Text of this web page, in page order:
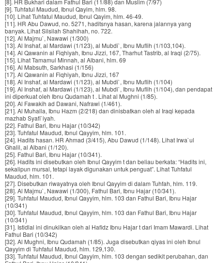
[9]. Tuhfatul Maudud, Ibnul Qayim, hlm. 98.
[10]. Lihat Tuhfatul Maudud, Ibnul Qayim, hlm. 46-49.
[11]. HR Abu Dawud, no. 5271, haditsnya hasan, karena jalannya yang
banyak. Lihat Silsilah Shahihah, no. 722.
[12]. Al Majmu`, Nawawi (1/300)
[13]. Al Inshaf, al Mardawi (1/123), al Mubdi`, Ibnu Muflih (1/103,104).
[14]. Al Qawanin al Fiqhiyah, Ibnu Jizzi, 167, Tharhut Tastrib, al Iraqi (2/75).
[15]. Lihat Tamamul Minnah, al Albani, hlm. 69
[16]. Al Mabsuth, Sarkhasi (1/156)
[17]. Al Qawanin al Fiqhiyah, Ibnu Jizzi, 167
[18]. Al Inshaf, al Mardawi (1/123), al Mubdi`, Ibnu Muflih (1/104)
[19]. Al Inshaf, al Mardawi (1/123), al Mubdi`, Ibnu Muflih (1/104), dan pendapat
ini diperkuat oleh Ibnu Qudamah t . Lihat al Mughni (1/85).
[20]. Al Fawakih ad Dawani, Nafrawi (1/461).
[21]. Al Muhalla, Ibnu Hazm (2/218) dan dinisbatkan oleh al Iraqi kepada
mazhab Syafi`iyah.
[22]. Fathul Bari, Ibnu Hajar (10/342)
[23]. Tuhfatul Maudud, Ibnul Qayyim, hlm. 101.
[24]. Hadits hasan. HR Ahmad (3/415), Abu Dawud (1/148). Lihat Irwa`ul
Ghalil, al Albani (1/120).
[25]. Fathul Bari, Ibnu Hajar (10/341).
[26]. Hadits ini disebutkan oleh Ibnul Qayyim t dan beliau berkata: “Hadits ini,
sekalipun mursal, tetapi layak digunakan untuk penguat”. Lihat Tuhfatul
Maudud, hlm. 101.
[27]. Disebutkan riwayatnya oleh Ibnul Qayyim di dalam Tuhfah, hlm. 119.
[28]. Al Majmu`, Nawawi (1/300), Fathul Bari, Ibnu Hajar (10/341).
[29]. Tuhfatul Maudud, Ibnul Qayyim, hlm. 103 dan Fathul Bari, Ibnu Hajar
(10/341)
[30]. Tuhfatul Maudud, Ibnul Qayyim, hlm. 103 dan Fathul Bari, Ibnu Hajar
(10/341)
[31]. Istidlal ini dinukilkan oleh al Hafidz Ibnu Hajar t dari Imam Mawardi. Lihat
Fathul Bari (10/342)
[32]. Al Mughni, Ibnu Qudamah (1/85). Juga disebutkan qiyas ini oleh Ibnul
Qayyim di Tuhfatul Maudud, hlm. 129,130.
[33]. Tuhfatul Maudud, Ibnul Qayyim, hlm. 103 dengan sedikit perubahan, dan